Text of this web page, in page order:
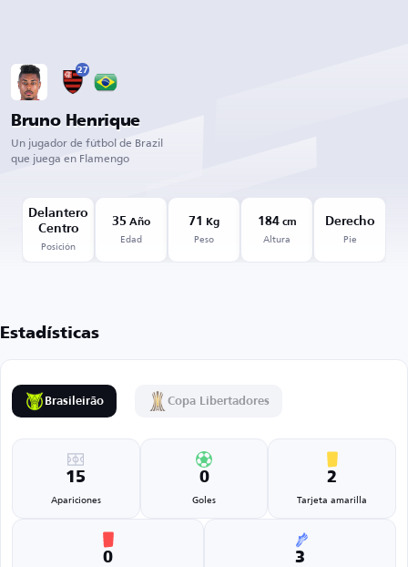
27
Bruno Henrique
Un jugador de fútbol de Brazil
que juega en Flamengo
Delantero
Centro
Posición
35 Año
Edad
71 Kg
Peso
184cm
Altura
Derecho
Pie
Estadísticas
Brasileirão Copa Libertadores
15
Apariciones
0
Goles
2
Tarjeta amarilla
0 3